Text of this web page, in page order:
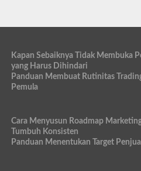
Kapan Sebaiknya Tidak Membuka
yang Harus Dihindari
Panduan Membuat Rutinitas
Pemula
Cara Menyusun Roadmap
Tumbuh Konsisten
Panduan Menentukan Target